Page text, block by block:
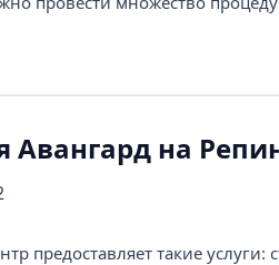
Авангард на
предоставляет такие